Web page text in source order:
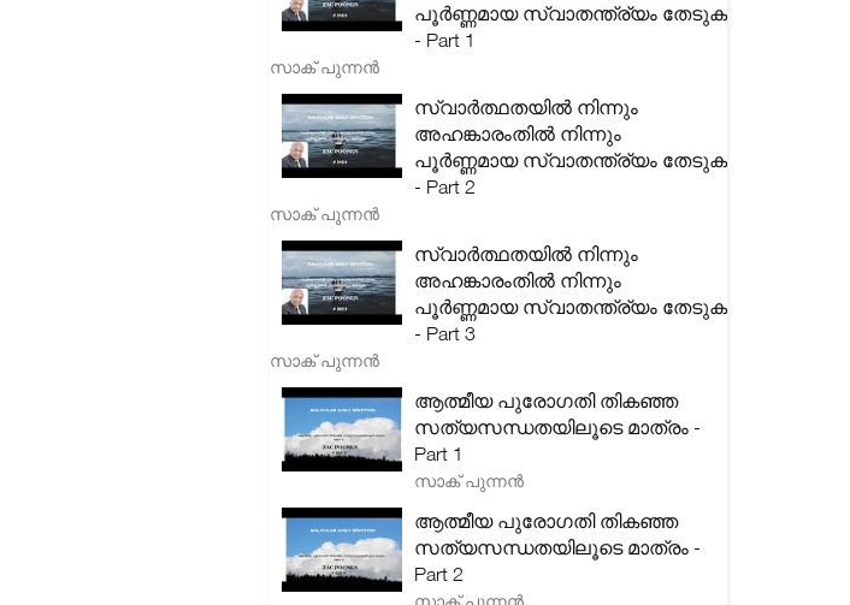
പൂർണ്ണമായ സ്വാതന്ത്ര്യം തേടുക
- Part 1
സാക് പുന്നൻ
സ്വാർത്ഥതയിൽ നിന്നും
അഹങ്കാരംതിൽ നിന്നും
പൂർണ്ണമായ സ്വാതന്ത്ര്യം തേടുക
- Part 2
സാക് പുന്നൻ
സ്വാർത്ഥതയിൽ നിന്നും
അഹങ്കാരംതിൽ നിന്നും
പൂർണ്ണമായ സ്വാതന്ത്ര്യം തേടുക
- Part 3
സാക് പുന്നൻ
ആത്മീയ പുരോഗതി തികഞ്ഞ
സത്യസന്ധതയിലൂടെ മാത്രം -
Part 1
സാക് പുന്നൻ
ആത്മീയ പുരോഗതി തികഞ്ഞ
സത്യസന്ധതയിലൂടെ മാത്രം -
Part 2
സാക് പുന്നൻ